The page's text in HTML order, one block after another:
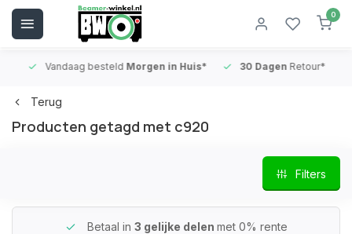
0
Vandaag besteldMorgen in Huis* 30 DagenRetour*
Terug
Producten getagd met c920
Filters
Betaal in 3 gelijke delen met 0% rente